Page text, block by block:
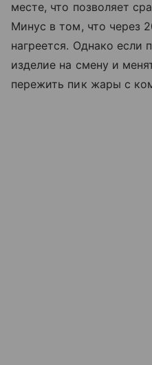
месте, что позволяет
Минус в том, что через
нагреется. Однако если
изделие на смену и
пережить пик жары с